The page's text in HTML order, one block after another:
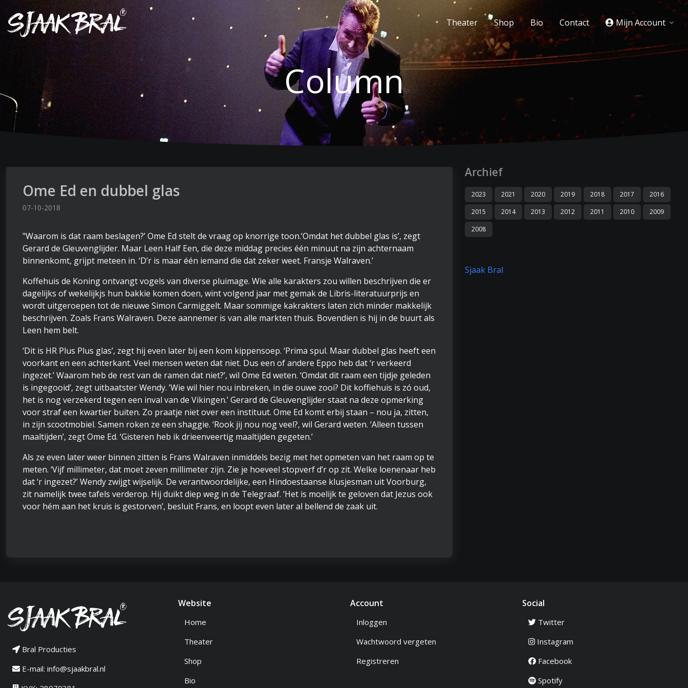
Theater Shop Bio Contact Mijn Account
Column
Ome Ed en dubbel glas
07-10-2018
"Waarom is dat raam beslagen?’ Ome Ed stelt de vraag op knorrige toon.‘Omdat het dubbel glas is’, zegt
Gerard de Gleuvenglijder. Maar Leen Half Een, die deze middag precies één minuut na zijn achternaam
binnenkomt, grijpt meteen in. ‘D’r is maar één iemand die dat zeker weet. Fransje Walraven.’
Koffehuis de Koning ontvangt vogels van diverse pluimage. Wie alle karakters zou willen beschrijven die er
dagelijks of wekelijkjs hun bakkie komen doen, wint volgend jaar met gemak de Libris-literatuurprijs en
wordt uitgeroepen tot de nieuwe Simon Carmiggelt. Maar sommige kakrakters laten zich minder makkelijk
beschrijven. Zoals Frans Walraven. Deze aannemer is van alle markten thuis. Bovendien is hij in de buurt als
Leen hem belt.
‘Dit is HR Plus Plus glas’, zegt hij even later bij een kom kippensoep. ‘Prima spul. Maar dubbel glas heeft een
voorkant en een achterkant. Veel mensen weten dat niet. Dus een of andere Eppo heb dat ‘r verkeerd
ingezet.’ Waarom heb de rest van de ramen dat niet?’, wil Ome Ed weten. ‘Omdat dit raam een tijdje geleden
is ingegooid’, zegt uitbaatster Wendy. ’Wie wil hier nou inbreken, in die ouwe zooi? Dit koffiehuis is zó oud,
het is nog verzekerd tegen een inval van de Vikingen.’ Gerard de Gleuvenglijder staat na deze opmerking
voor straf een kwartier buiten. Zo praatje niet over een instituut. Ome Ed komt erbij staan – nou ja, zitten,
in zijn scootmobiel. Samen roken ze een shaggie. ‘Rook jij nou nog veel?, wil Gerard weten. ‘Alleen tussen
maaltijden’, zegt Ome Ed. ‘Gisteren heb ik drieenveertig maaltijden gegeten.’
Als ze even later weer binnen zitten is Frans Walraven inmiddels bezig met het opmeten van het raam op te
meten. ‘Vijf millimeter, dat moet zeven millimeter zijn. Zie je hoeveel stopverf d’r op zit. Welke loenenaar heb
dat ‘r ingezet?’ Wendy zwijgt wijselijk. De verantwoordelijke, een Hindoestaanse klusjesman uit Voorburg,
zit namelijk twee tafels verderop. Hij duikt diep weg in de Telegraaf. ‘Het is moelijk te geloven dat Jezus ook
voor hém aan het kruis is gestorven’, besluit Frans, en loopt even later al bellend de zaak uit.
Archief
2023 2021 2020 2019 2018 2017
2016
2015
2014 2013 2012 2011 2010
2009
2008
Sjaak Bral
Bral Producties
E-mail: info@sjaakbral.nl
Website
Home
Theater
Shop
Bio
Account
Inloggen
Wachtwoord vergeten
Registreren
Social
Twitter
Instagram
Facebook
Spotify